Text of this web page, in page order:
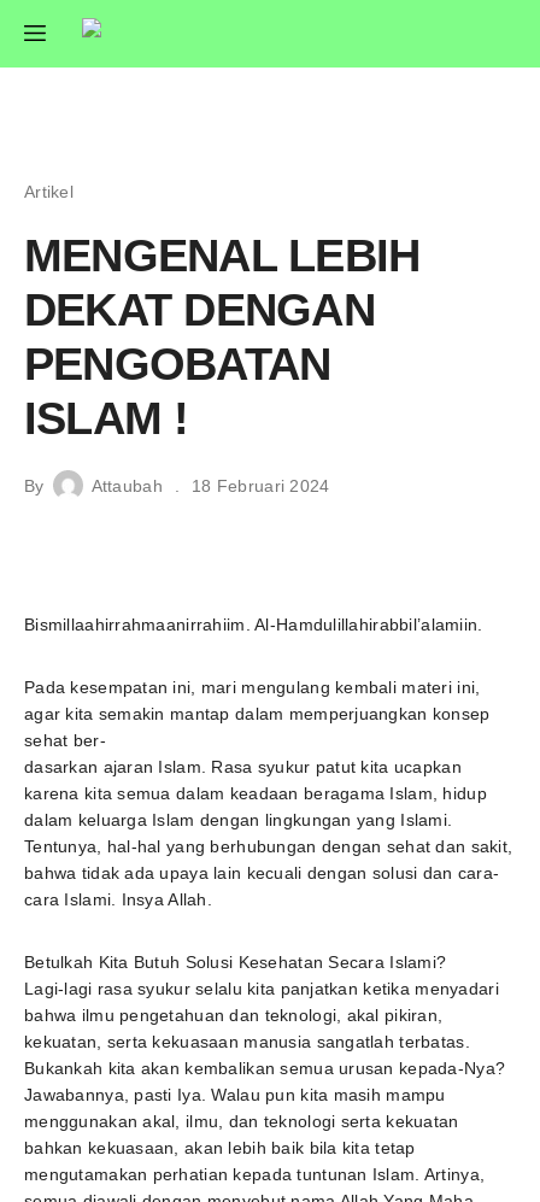
Artikel
MENGENAL LEBIH
DEKAT DENGAN
PENGOBATAN
ISLAM !
By Attaubah 18 Februari 2024
Bismillaahirrahmaanirrahiim. Al-Hamdulillahirabbil’alamiin.
Pada kesempatan ini, mari mengulang kembali materi ini,
agar kita semakin mantap dalam memperjuangkan konsep
sehat ber-
dasarkan ajaran Islam. Rasa syukur patut kita ucapkan
karena kita semua dalam keadaan beragama Islam, hidup
dalam keluarga Islam dengan lingkungan yang Islami.
Tentunya, hal-hal yang berhubungan dengan sehat dan sakit,
bahwa tidak ada upaya lain kecuali dengan solusi dan cara-
cara Islami. Insya Allah.
Betulkah Kita Butuh Solusi Kesehatan Secara Islami?
Lagi-lagi rasa syukur selalu kita panjatkan ketika menyadari
bahwa ilmu pengetahuan dan teknologi, akal pikiran,
kekuatan, serta kekuasaan manusia sangatlah terbatas.
Bukankah kita akan kembalikan semua urusan kepada-Nya?
Jawabannya, pasti Iya. Walau pun kita masih mampu
menggunakan akal, ilmu, dan teknologi serta kekuatan
bahkan kekuasaan, akan lebih baik bila kita tetap
mengutamakan perhatian kepada tuntunan Islam. Artinya,